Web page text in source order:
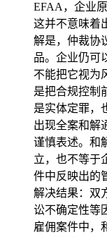
EFAA，企业
这并不意味着
解是，仲裁协
品。企业仍可
不能把它视为
是把合规控制
是实体定罪，
出现全案和解
谨慎表述。和
立，也不等于
件中反映出的
解决结果：双
讼不确定性等
雇佣案件中，